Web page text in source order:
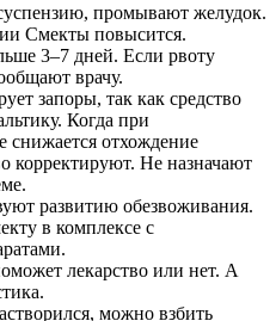
промывают желудок.
Смекты повысится.
3–7 дней. Если рвоту
врачу.
запоры, так как средство
Когда при
снижается отхождение
корректируют. Не назначают
развитию обезвоживания.
в комплексе с
лекарство или нет. А
можно взбить